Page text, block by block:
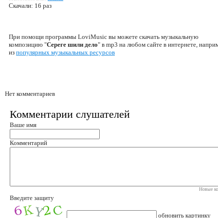
Скачали: 16 раз
При помощи программы LoviMusic вы можете скачать музыкальную
композицию "Сереге шили дело" в mp3 на любом сайте в интернете,
из популярных музыкальных ресурсов
Нет комментариев
Комментарии слушателей
Ваше имя
Комментарий
Новые
Введите защиту
обновить картинку